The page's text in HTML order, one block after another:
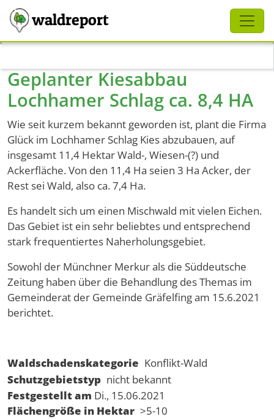
waldreport
Geplanter Kiesabbau
Lochhamer Schlag ca. 8,4 HA
Wie seit kurzem bekannt geworden ist, plant die Firma
Glück im Lochhamer Schlag Kies abzubauen, auf
insgesamt 11,4 Hektar Wald-, Wiesen-(?) und
Ackerfläche. Von den 11,4 Ha seien 3 Ha Acker, der
Rest sei Wald, also ca. 7,4 Ha.
Es handelt sich um einen Mischwald mit vielen Eichen.
Das Gebiet ist ein sehr beliebtes und entsprechend
stark frequentiertes Naherholungsgebiet.
Sowohl der Münchner Merkur als die Süddeutsche
Zeitung haben über die Behandlung des Themas im
Gemeinderat der Gemeinde Gräfelfing am 15.6.2021
berichtet.
Waldschadenskategorie Konflikt-Wald
Schutzgebietstyp nicht bekannt
Festgestellt am Di., 15.06.2021
Flächengröße in Hektar >5-10
Schliessen